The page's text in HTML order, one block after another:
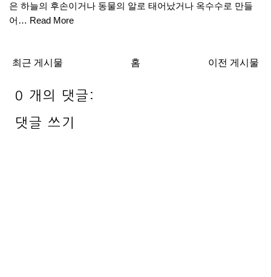
은 하늘의 후손이거나 동물의 알로 태어났거나 옥수수로 만들
어… Read More
최근 게시물 이전 게시물
홈
0 개의 댓글:
댓글 쓰기